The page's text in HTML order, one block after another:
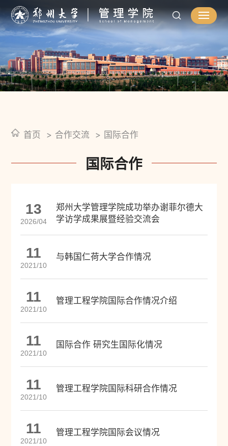
首页 合作交流 国际合作
国际合作
13
2026/04
郑州大学管理学院成功举办谢菲尔德大
学访学成果展暨经验交流会
11
2021/10
与韩国仁荷大学合作情况
11
2021/10
管理工程学院国际合作情况介绍
11
2021/10
国际合作 研究生国际化情况
11
2021/10
管理工程学院国际科研合作情况
11
2021/10
管理工程学院国际会议情况